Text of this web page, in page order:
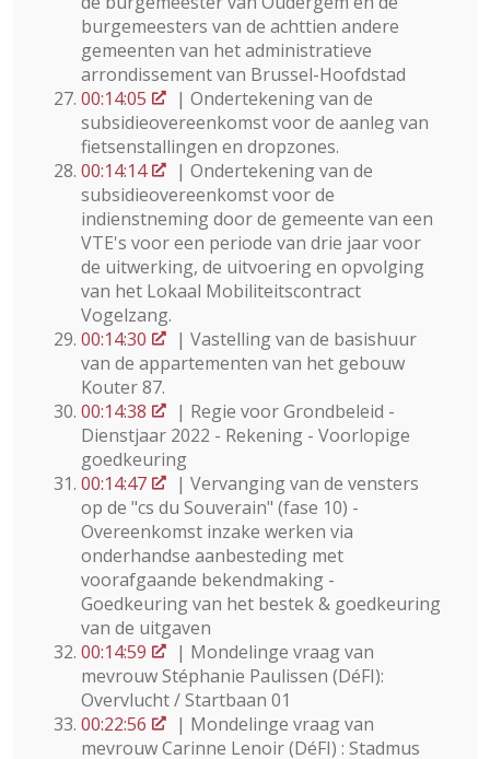
burgemeesters van de achttien andere
gemeenten van het administratieve
arrondissement van Brussel-Hoofdstad
00:14:05
| Ondertekening van de
subsidieovereenkomst voor de aanleg van
fietsenstallingen en dropzones.
00:14:14
| Ondertekening van de
subsidieovereenkomst voor de
indienstneming door de gemeente van een
VTE's voor een periode van drie jaar voor
de uitwerking, de uitvoering en opvolging
van het Lokaal Mobiliteitscontract
Vogelzang.
00:14:30
| Vastelling van de basishuur
van de appartementen van het gebouw
Kouter 87.
00:14:38
| Regie voor Grondbeleid -
Dienstjaar 2022 - Rekening - Voorlopige
goedkeuring
00:14:47
| Vervanging van de vensters
op de "cs du Souverain" (fase 10) -
Overeenkomst inzake werken via
onderhandse aanbesteding met
voorafgaande bekendmaking -
Goedkeuring van het bestek & goedkeuring
van de uitgaven
00:14:59
| Mondelinge vraag van
mevrouw Stéphanie Paulissen (DéFI):
Overvlucht / Startbaan 01
00:22:56
| Mondelinge vraag van
mevrouw Carinne Lenoir (DéFI) : Stadmus